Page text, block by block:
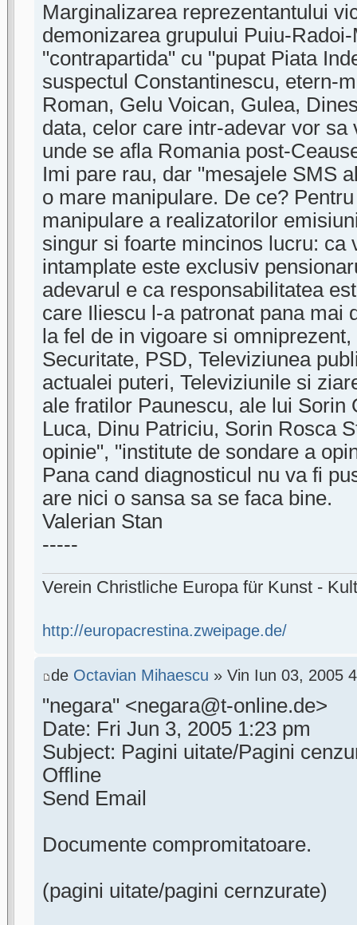
Marginalizarea reprezentantului
demonizarea grupului Puiu-
"contrapartida" cu "pupat Piata
suspectul Constantinescu, etern-
Roman, Gelu Voican, Gulea,
data, celor care intr-adevar vor sa
unde se afla Romania post-
Imi pare rau, dar "mesajele SMS
o mare manipulare. De ce?
manipulare a realizatorilor
singur si foarte mincinos lucru: ca
intamplate este exclusiv
adevarul e ca responsabilitatea
care Iliescu l-a patronat pana mai
la fel de in vigoare si
Securitate, PSD, Televiziunea
actualei puteri, Televiziunile si
ale fratilor Paunescu, ale lui Sorin
Luca, Dinu Patriciu, Sorin Rosca
opinie", "institute de sondare a
Pana cand diagnosticul nu va fi
are nici o sansa sa se faca bine.
Valerian Stan
-----
Verein Christliche Europa für Kunst -
http://europacrestina.zweipage.de/
de Octavian Mihaescu » Vin Iun 03, 2005
"negara" <negara@t-online.de>
Date: Fri Jun 3, 2005 1:23 pm
Subject: Pagini uitate/Pagini
Offline
Send Email
Documente compromitatoare.
(pagini uitate/pagini cernzurate)